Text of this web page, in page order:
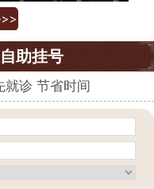
助挂号
就诊 节省时间